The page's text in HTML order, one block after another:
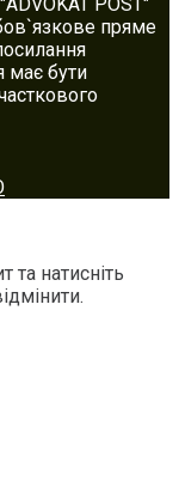
POST"
пряме
має бути
та натисніть